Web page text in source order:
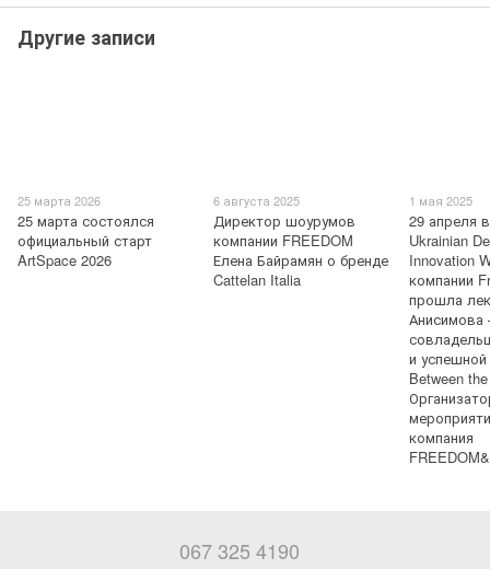
Другие записи
25 марта 2026
25 марта состоялся
официальный старт
ArtSpace 2026
6 августа 2025
Директор шоурумов
компании FREEDOM
Елена Байрамян о бренде
Cattelan Italia
1 мая 2025
29 апреля
Ukrainian
Innovation
компании
прошла
и успешной
Between
компания
067 325 4190